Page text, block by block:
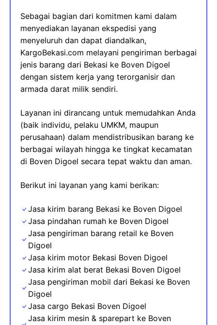
Sebagai bagian dari komitmen kami dalam
menyediakan layanan ekspedisi yang
menyeluruh dan dapat diandalkan,
KargoBekasi.com melayani pengiriman berbagai
jenis barang dari Bekasi ke Boven Digoel
dengan sistem kerja yang terorganisir dan
armada darat milik sendiri.
Layanan ini dirancang untuk memudahkan Anda
(baik individu, pelaku UMKM, maupun
perusahaan) dalam mendistribusikan barang ke
berbagai wilayah hingga ke tingkat kecamatan
di Boven Digoel secara tepat waktu dan aman.
Berikut ini layanan yang kami berikan:
Jasa kirim barang Bekasi ke Boven Digoel
Jasa pindahan rumah ke Boven Digoel
Jasa pengiriman barang retail ke Boven
Digoel
Jasa kirim motor Bekasi Boven Digoel
Jasa kirim alat berat Bekasi Boven Digoel
Jasa pengiriman mobil dari Bekasi ke Boven
Digoel
Jasa cargo Bekasi Boven Digoel
Jasa kirim mesin & sparepart ke Boven